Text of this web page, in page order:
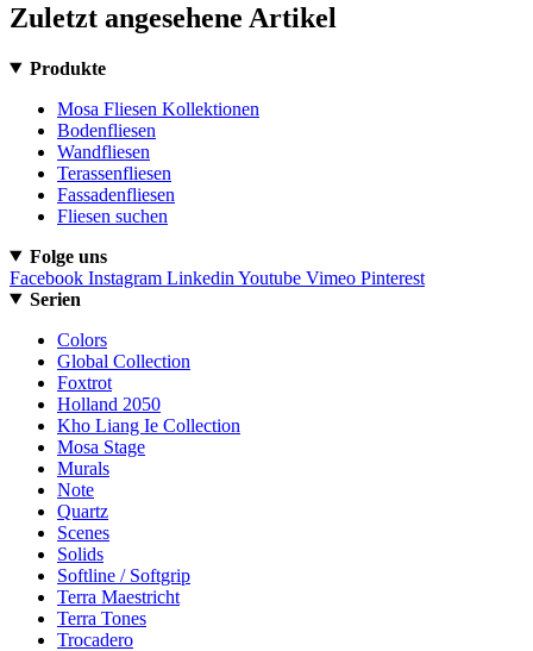
Zuletzt angesehene Artikel
Produkte
Mosa Fliesen Kollektionen
Bodenfliesen
Wandfliesen
Terassenfliesen
Fassadenfliesen
Fliesen suchen
Folge uns
Facebook Instagram Linkedin Youtube Vimeo Pinterest
Serien
Colors
Global Collection
Foxtrot
Holland 2050
Kho Liang Ie Collection
Mosa Stage
Murals
Note
Quartz
Scenes
Solids
Softline / Softgrip
Terra Maestricht
Terra Tones
Trocadero